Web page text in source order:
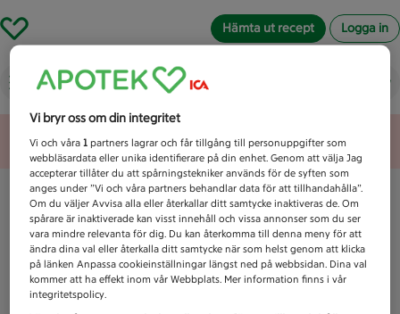
Hämta ut recept Logga in
Vad letar du efter idag?
Unknown error
Vi bryr oss om din integritet
Vi och våra1 partners lagrar och får tillgång till personuppgifter som
webbläsardata eller unika identifierare på din enhet. Genom att välja Jag
accepterar tillåter du att spårningstekniker används för de syften som
anges under ”Vi och våra partners behandlar data för att tillhandahålla”.
Om du väljer Avvisa alla eller återkallar ditt samtycke inaktiveras de. Om
spårare är inaktiverade kan visst innehåll och vissa annonser som du ser
vara mindre relevanta för dig. Du kan återkomma till denna meny för att
ändra dina val eller återkalla ditt samtycke när som helst genom att klicka
på länken Anpassa cookieinställningar längst ned på webbsidan. Dina val
kommer att ha effekt inom vår Webbplats. Mer information finns i vår
integritetspolicy.